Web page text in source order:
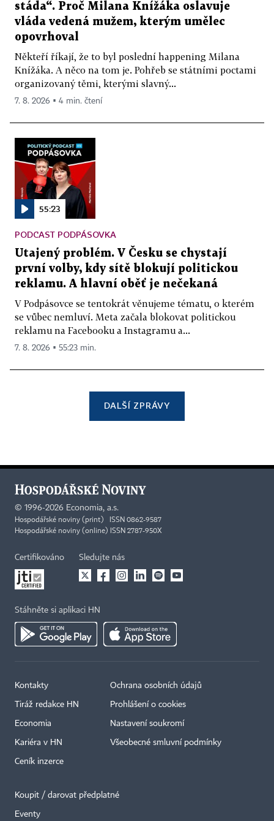
stáda“. Proč Milana Knížáka oslavuje
vláda vedená mužem, kterým umělec
opovrhoval
Někteří říkají, že to byl poslední happening Milana
Knížáka. A něco na tom je. Pohřeb se státními poctami
organizovaný těmi, kterými slavný...
7. 8. 2026 ▪ 4 min. čtení
55:23
PODCAST PODPÁSOVKA
Utajený problém. V Česku se chystají
první volby, kdy sítě blokují politickou
reklamu. A hlavní oběť je nečekaná
V Podpásovce se tentokrát věnujeme tématu, o kterém
se vůbec nemluví. Meta začala blokovat politickou
reklamu na Facebooku a Instagramu a...
7. 8. 2026 ▪ 55:23 min.
DALŠÍ ZPRÁVY
© 1996-2026 Economia, a.s.
Hospodářské noviny (print) ISSN 0862-9587
Hospodářské noviny (online) ISSN 2787-950X
Certifikováno Sledujte nás
Stáhněte si aplikaci HN
Kontakty
Tiráž redakce HN
Economia
Kariéra v HN
Ceník inzerce
Ochrana osobních údajů
Prohlášení o cookies
Nastavení soukromí
Všeobecné smluvní podmínky
Koupit / darovat předplatné
Eventy